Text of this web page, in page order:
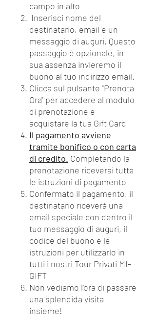
campo in alto
Inserisci nome del
destinatario, email e un
messaggio di auguri. Questo
passaggio è opzionale, in
sua assenza invieremo il
buono al tuo indirizzo email.
Clicca sul pulsante "Prenota
Ora" per accedere al modulo
di prenotazione e
acquistare la tua Gift Card
Il pagamento avviene
tramite bonifico o con carta
di credito. Completando la
prenotazione riceverai tutte
le istruzioni di pagamento
Confermato il pagamento, il
destinatario riceverà una
email speciale con dentro il
tuo messaggio di auguri, il
codice del buono e le
istruzioni per utilizzarlo in
tutti i nostri Tour Privati MI-
GIFT
Non vediamo l'ora di passare
una splendida visita
insieme!